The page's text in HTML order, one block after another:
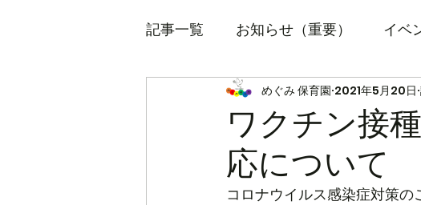
記事一覧 お知らせ（重要） イベ
モンテッソーリ
ワクチン接
応について
めぐみ 保育園 2021年5月20日
コロナウイルス感染症対策の